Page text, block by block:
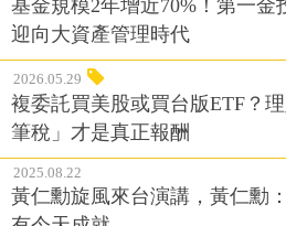
基金規模2年增近70%！第一
迎向大資產管理時代
2026.05.29
複委託買美股或買台版ETF？
筆稅」才是真正報酬
2025.08.22
黃仁勳旋風來台演講，黃仁勳